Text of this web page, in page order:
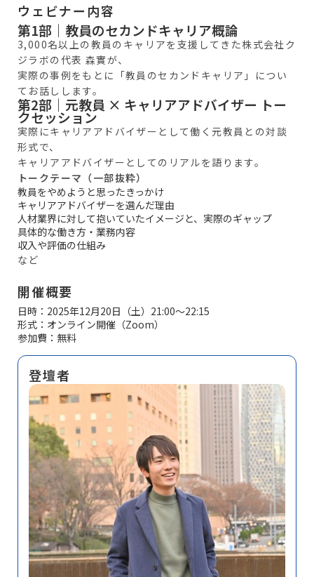
ウェビナー内容
第1部｜教員のセカンドキャリア概論
3,000名以上の教員のキャリアを支援してきた株式会社ク
ジラボの代表 森實が、
実際の事例をもとに「教員のセカンドキャリア」につい
てお話しします。
第2部｜元教員 × キャリアアドバイザー トー
クセッション
実際にキャリアアドバイザーとして働く元教員との対談
形式で、
キャリアアドバイザーとしてのリアルを語ります。
トークテーマ（一部抜粋）
教員をやめようと思ったきっかけ
キャリアアドバイザーを選んだ理由
人材業界に対して抱いていたイメージと、実際のギャップ
具体的な働き方・業務内容
収入や評価の仕組み
など
開催概要
日時：2025年12月20日（土）21:00〜22:15
形式：オンライン開催（Zoom）
参加費：無料
登壇者